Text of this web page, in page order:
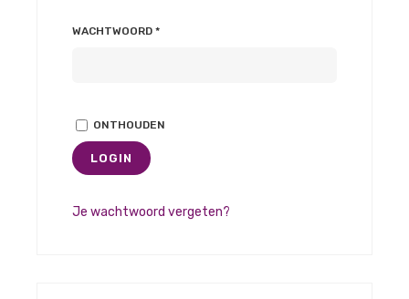
WACHTWOORD *VEREIST
ONTHOUDEN
LOGIN
Je wachtwoord vergeten?